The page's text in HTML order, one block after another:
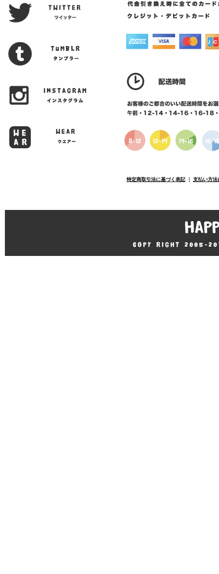
特定商取引法に基づく表記｜ 支払い方法